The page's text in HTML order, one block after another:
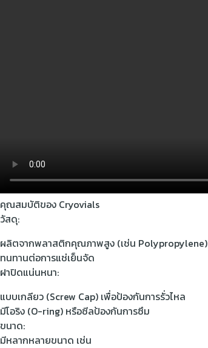
คุณสมบัติของ Cryovials
วัสดุ:
ผลิตจากพลาสติกคุณภาพสูง (เช่น Polypropylene)
ทนทานต่อการแช่เย็นจัด
ฝาปิดแน่นหนา:
แบบเกลียว (Screw Cap) เพื่อป้องกันการรั่วไหล
มีโอริง (O-ring) หรือซีลป้องกันการซึม
ขนาด:
มีหลากหลายขนาด เช่น